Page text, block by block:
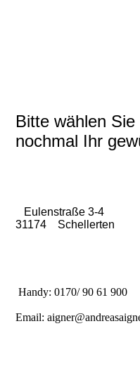
Bitte wählen
nochmal Ihr
Eulenstraße 3-4
31174 Schellerten
Handy: 0170/ 90 61 900
Email: